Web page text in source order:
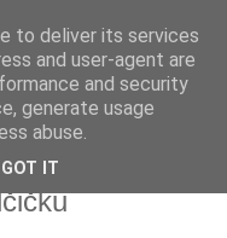
to deliver its services
and user-agent are
and security
generate usage
abuse.
GOT IT